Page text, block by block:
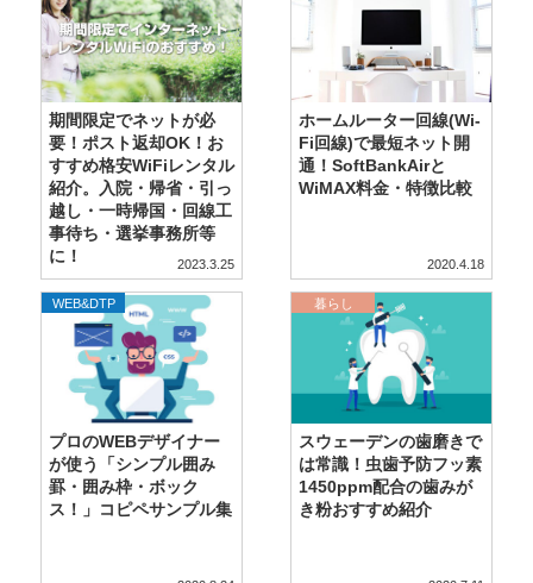
期間限定でネットが必
要！ポスト返却OK！お
すすめ格安WiFiレンタル
紹介。入院・帰省・引っ
越し・一時帰国・回線工
事待ち・選挙事務所等
に！
2023.3.25
ホームルーター回線(Wi-
Fi回線)で最短ネット開
通！SoftBankAirと
WiMAX料金・特徴比較
2020.4.18
プロのWEBデザイナー
が使う「シンプル囲み
罫・囲み枠・ボック
ス！」コピペサンプル集
WordPress
,
WEB&DTP
スウェーデンの歯磨きで
は常識！虫歯予防フッ素
1450ppm配合の歯みが
き粉おすすめ紹介
暮らし